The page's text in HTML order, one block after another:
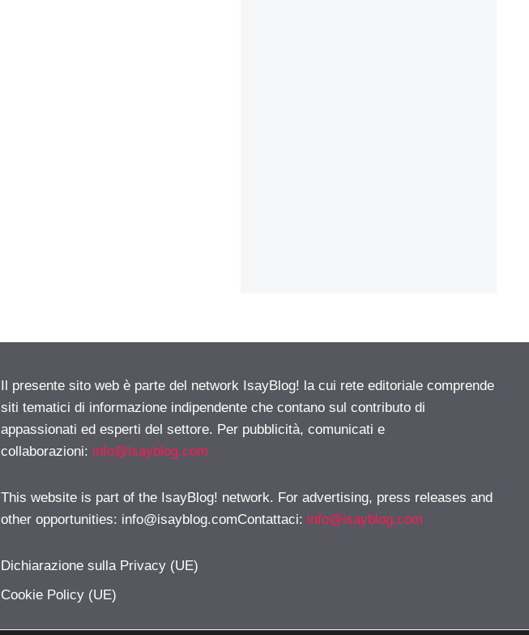
Il presente sito web è parte del network IsayBlog! la cui rete editoriale comprende
siti tematici di informazione indipendente che contano sul contributo di
appassionati ed esperti del settore. Per pubblicità, comunicati e
collaborazioni: info@isayblog.com
This website is part of the IsayBlog! network. For advertising, press releases and
other opportunities: info@isayblog.comContattaci: info@isayblog.com
Dichiarazione sulla Privacy (UE)
Cookie Policy (UE)